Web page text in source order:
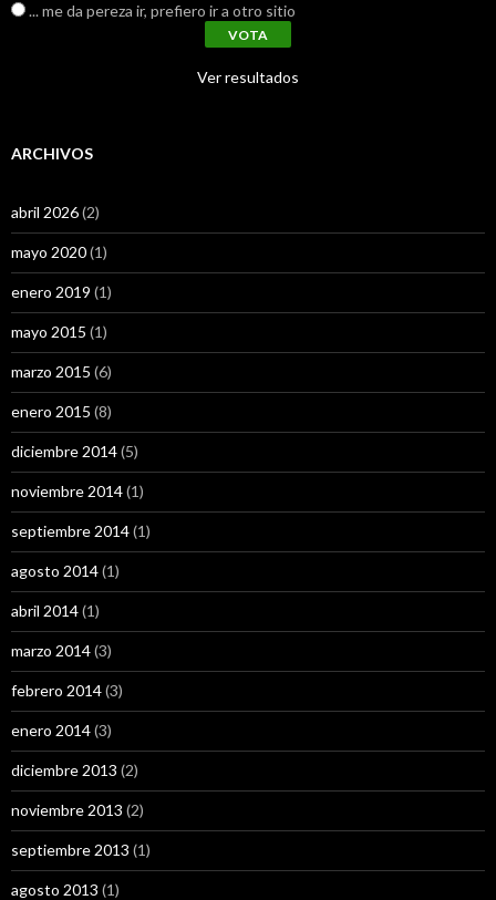
... me da pereza ir, prefiero ir a otro sitio
Ver resultados
ARCHIVOS
abril 2026(2)
mayo 2020(1)
enero 2019 (1)
mayo 2015 (1)
marzo 2015 (6)
enero 2015 (8)
diciembre 2014(5)
noviembre 2014(1)
septiembre 2014(1)
agosto 2014(1)
abril 2014(1)
marzo 2014(3)
febrero 2014(3)
enero 2014(3)
diciembre 2013 (2)
noviembre 2013 (2)
septiembre 2013 (1)
agosto 2013 (1)